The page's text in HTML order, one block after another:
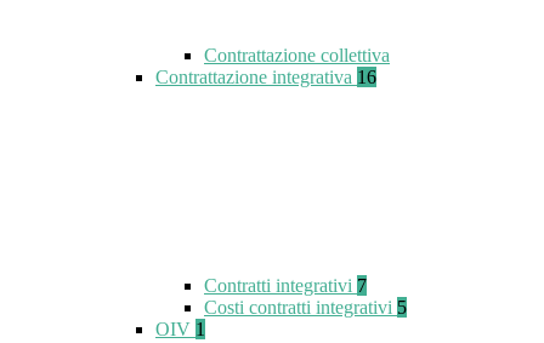
Contrattazione collettiva
Contrattazione integrativa 16
Contratti integrativi 7
Costi contratti integrativi 5
OIV 1